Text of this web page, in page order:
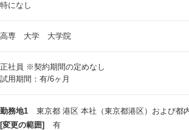
特になし
高専 大学 大学院
正社員 ※契約期間の定めなし
試用期間：有/6ヶ月
勤務地1
東京都 港区 本社（東京都港区）および都
[変更の範囲]
有